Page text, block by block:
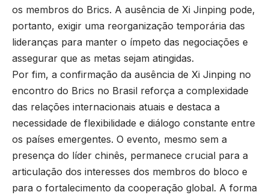
os membros do Brics. A ausência de Xi Jinping pode,
portanto, exigir uma reorganização temporária das
lideranças para manter o ímpeto das negociações e
assegurar que as metas sejam atingidas.
Por fim, a confirmação da ausência de Xi Jinping no
encontro do Brics no Brasil reforça a complexidade
das relações internacionais atuais e destaca a
necessidade de flexibilidade e diálogo constante entre
os países emergentes. O evento, mesmo sem a
presença do líder chinês, permanece crucial para a
articulação dos interesses dos membros do bloco e
para o fortalecimento da cooperação global. A forma